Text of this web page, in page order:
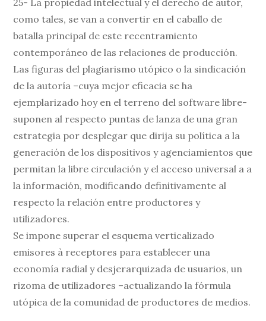
como tales, se van a convertir en el caballo de
batalla principal de este recentramiento
contemporáneo de las relaciones de producción.
Las figuras del plagiarismo utópico o la sindicación
de la autoría –cuya mejor eficacia se ha
ejemplarizado hoy en el terreno del software libre-
suponen al respecto puntas de lanza de una gran
estrategia por desplegar que dirija su política a la
generación de los dispositivos y agenciamientos que
permitan la libre circulación y el acceso universal a a
la información, modificando definitivamente al
respecto la relación entre productores y
utilizadores.
Se impone superar el esquema verticalizado
emisores à receptores para establecer una
economía radial y desjerarquizada de usuarios, un
rizoma de utilizadores –actualizando la fórmula
utópica de la comunidad de productores de medios.